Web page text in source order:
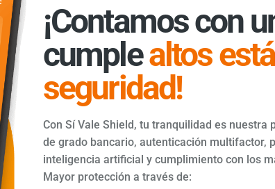
¡Contamos con
cumplealtos
seguridad!
Con Sí Vale Shield, tu tranquilidad es
de grado bancario, autenticación multifactor,
inteligencia artificial y cumplimiento con los
Mayor protección a través de: